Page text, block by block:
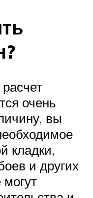
очень
вы
кладки,
и других